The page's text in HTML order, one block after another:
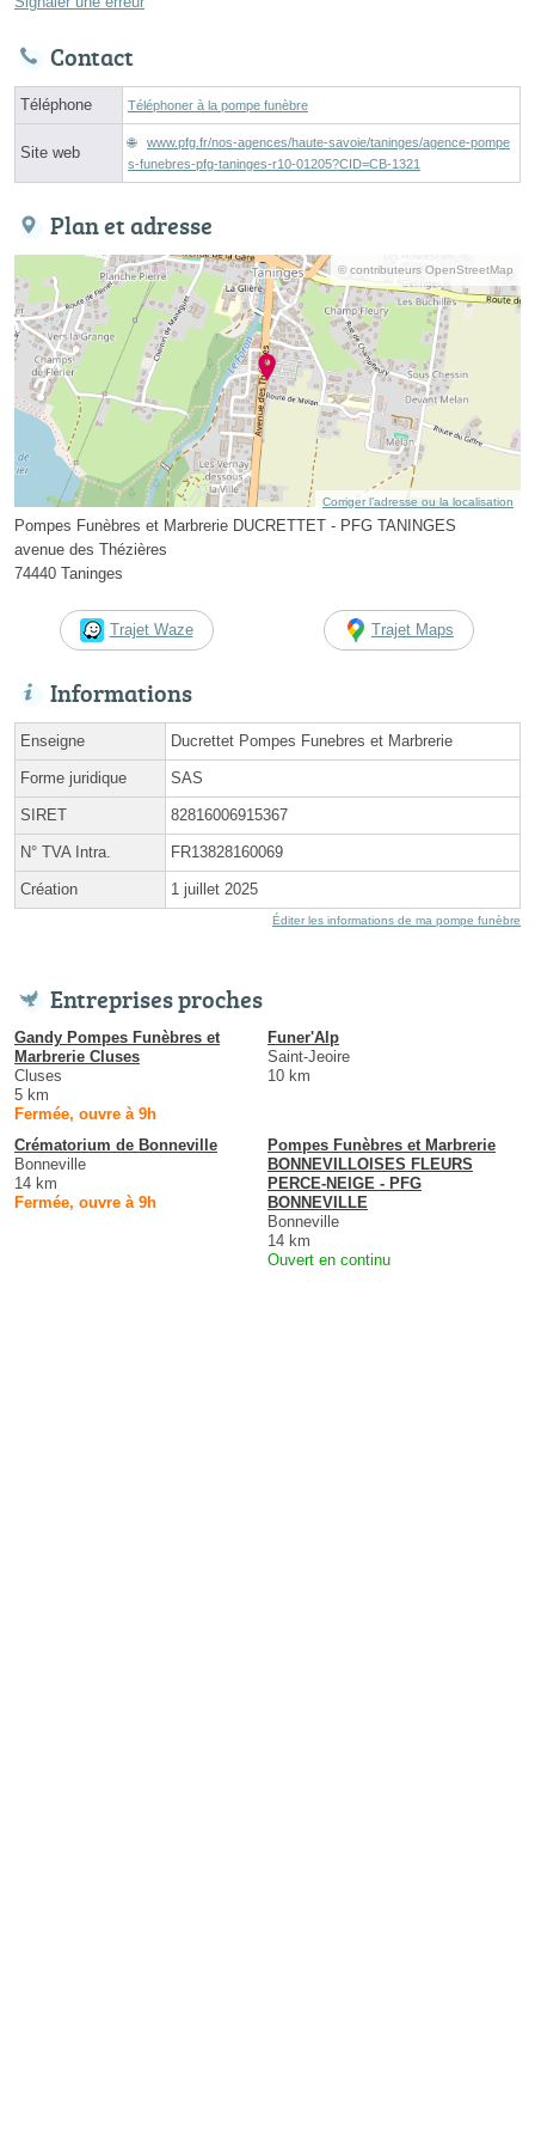
Contact
Téléphone Téléphoner à la pompe funèbre
Site web
www.pfg.fr/nos-agences/haute-savoie/taninges/agence-pompe
s-funebres-pfg-taninges-r10-01205?CID=CB-1321
Plan et adresse
© contributeurs OpenStreetMap
Corriger l’adresse ou la localisation
Pompes Funèbres et Marbrerie DUCRETTET - PFG TANINGES
avenue des Thézières
74440 Taninges
Trajet Waze Trajet Maps
Informations
Enseigne Ducrettet Pompes Funebres et Marbrerie
Forme juridique SAS
SIRET 82816006915367
N° TVA Intra. FR13828160069
Création 1 juillet 2025
Éditer les informations de ma pompe funèbre
Entreprises proches
Gandy Pompes Funèbres et
Marbrerie Cluses
Cluses
5 km
Fermée, ouvre à 9h
Funer'Alp
Saint-Jeoire
10 km
Crématorium de Bonneville
Bonneville
14 km
Fermée, ouvre à 9h
Pompes Funèbres et Marbrerie
BONNEVILLOISES FLEURS
PERCE-NEIGE - PFG
BONNEVILLE
Bonneville
14 km
Ouvert en continu